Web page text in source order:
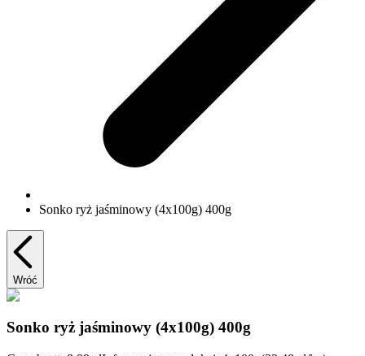
Sonko ryż jaśminowy (4x100g) 400g
Wróć
Sonko ryż jaśminowy (4x100g) 400g